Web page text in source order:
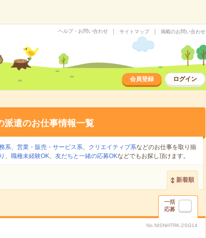
ヘルプ・お問い合わせ サイトマップ 掲載のお問い合わせ
会員登録 ログイン
派遣のお仕事情報一覧
系、 営業・販売・サービス系、 クリエイティブ系などのお仕事を取り揃
、 職種未経験OK、 友だちと一緒の応募OKなどでもお探し頂けます。
新着順
一括
応募
No.NISNHTRK-2SG14